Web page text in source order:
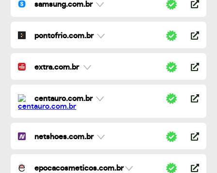
samsung.com.br
pontofrio.com.br
extra.com.br
centauro.com.br
netshoes.com.br
epocacosmeticos.com.br